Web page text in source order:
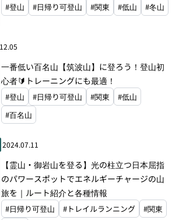
#登山 #日帰り可登山 #関東 #低山 #冬山
一番低い百名山【筑波山】に登ろう！登山初
心者🔰トレーニングにも最適！
#登山 #日帰り可登山 #関東
#低山
#百名山
2024.07.11
【霊山・御岩山を登る】光の柱立つ日本屈指
のパワースポットでエネルギーチャージの山
旅を｜ルート紹介と各種情報
#日帰り可登山 #トレイルランニング
#関東